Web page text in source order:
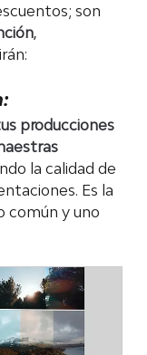
son
,
producciones
la calidad de
Es la
común y uno